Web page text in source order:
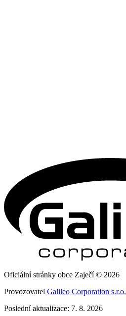
Oficiální stránky obce Zaječí © 2026
Provozovatel Galileo Corporation s.r.o.
Poslední aktualizace: 7. 8. 2026